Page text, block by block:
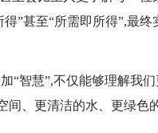
”甚至“所需即所得”,最
“智慧”,不仅能够理解我
间、更清洁的水、更绿色